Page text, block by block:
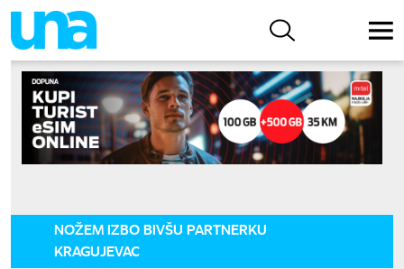
NOŽEM IZBO BIVŠU PARTNERKU
KRAGUJEVAC